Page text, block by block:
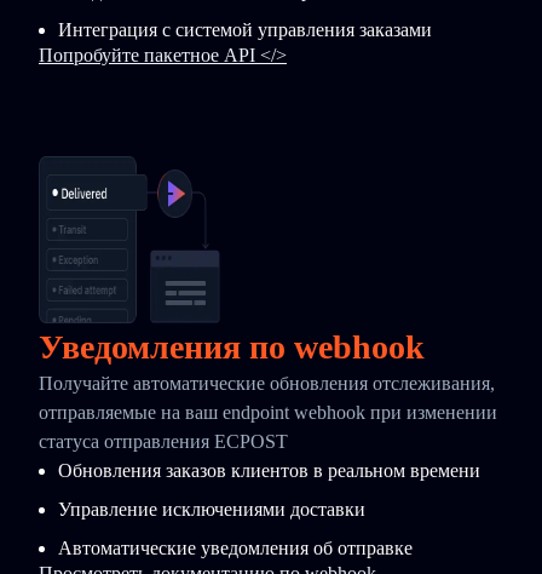
Интеграция с системой управления заказами
Попробуйте пакетное API </>
Уведомления по webhook
Получайте автоматические обновления отслеживания,
отправляемые на ваш endpoint webhook при изменении
статуса отправления ECPOST
Обновления заказов клиентов в реальном времени
Управление исключениями доставки
Автоматические уведомления об отправке